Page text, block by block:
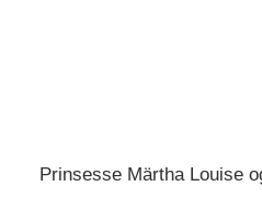
Prinsesse Märtha Louise